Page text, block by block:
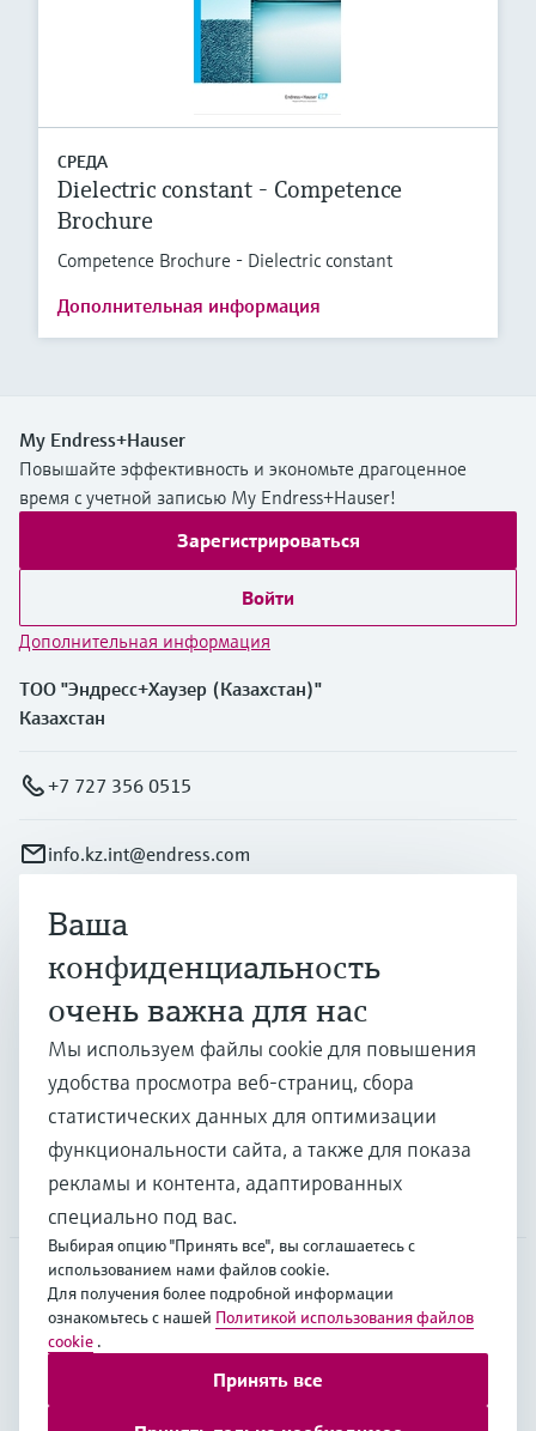
СРЕДА
Dielectric constant - Competence
Brochure
Competence Brochure - Dielectric constant
Дополнительная информация
My Endress+Hauser
Повышайте эффективность и экономьте драгоценное
время с учетной записью My Endress+Hauser!
Зарегистрироваться
Войти
Дополнительная информация
ТОО "Эндресс+Хаузер (Казахстан)"
Казахстан
+7 727 356 0515
info.kz.int@endress.com
Продукты и услуги
Отрасли
Компания
CAS•Русский
Copyright © Endress+Hauser Group Services AG
Ваша
конфиденциальность
очень важна для нас
Мы используем файлы cookie для повышения
удобства просмотра веб-страниц, сбора
статистических данных для оптимизации
функциональности сайта, а также для показа
рекламы и контента, адаптированных
специально под вас.
Выбирая опцию "Принять все", вы соглашаетесь с
использованием нами файлов cookie.
Для получения более подробной информации
ознакомьтесь с нашей Политикой использования файлов
cookie .
Принять все